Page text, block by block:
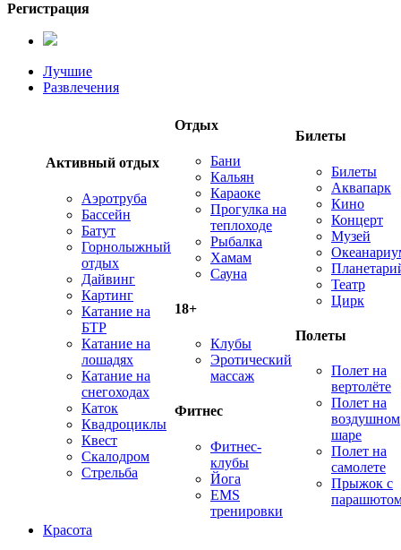
Регистрация
Лучшие
Развлечения
Активный отдых
Аэротруба
Бассейн
Батут
Горнолыжный
отдых
Дайвинг
Картинг
Катание на
БТР
Катание на
лошадях
Катание на
снегоходах
Каток
Квадроциклы
Квест
Скалодром
Стрельба
Отдых
Бани
Кальян
Караоке
Прогулка на
теплоходе
Рыбалка
Хамам
Сауна
18+
Клубы
Эротический
массаж
Фитнес
Фитнес-
клубы
Йога
EMS
тренировки
Билеты
Билеты
Аквапарк
Кино
Концерт
Музей
Театр
Цирк
Полеты
Полет на
вертолёте
Полет на
воздушном
шаре
Полет на
самолете
Прыжок с
Красота